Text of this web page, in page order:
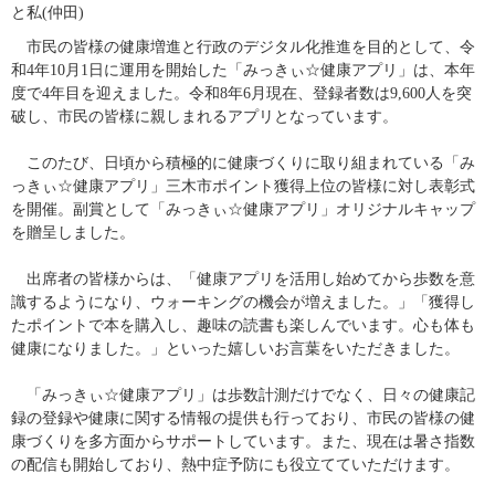
と私(仲田)​
市民の皆様の健康増進と行政のデジタル化推進を目的として、令
和4年10月1日に運用を開始した「みっきぃ☆健康アプリ」は、本年
度で4年目を迎えました。令和8年6月現在、登録者数は9,600人を突
破し、市民の皆様に親しまれるアプリとなっています。
このたび、日頃から積極的に健康づくりに取り組まれている「み
っきぃ☆健康アプリ」三木市ポイント獲得上位の皆様に対し表彰式
を開催。副賞として「みっきぃ☆健康アプリ」オリジナルキャップ
を贈呈しました。
出席者の皆様からは、「健康アプリを活用し始めてから歩数を意
識するようになり、ウォーキングの機会が増えました。」「獲得し
たポイントで本を購入し、趣味の読書も楽しんでいます。心も体も
健康になりました。」といった嬉しいお言葉をいただきました。
「みっきぃ☆健康アプリ」は歩数計測だけでなく、日々の健康記
録の登録や健康に関する情報の提供も行っており、市民の皆様の健
康づくりを多方面からサポートしています。また、現在は暑さ指数
の配信も開始しており、熱中症予防にも役立てていただけます。